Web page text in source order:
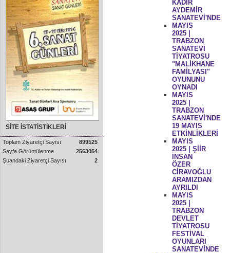
SİTE İSTATİSTİKLERİ
Toplam Ziyaretçi Sayısı
899525
Sayfa Görüntülenme
2563054
Şuandaki Ziyaretçi Sayısı
2
KADİR
AYDEMİR
SANATEVİ'NDE
MAYIS
2025 |
TRABZON
SANATEVİ
TİYATROSU
"MALİKHANE
FAMİLYASI"
OYUNUNU
OYNADI
MAYIS
2025 |
TRABZON
SANATEVİ'NDE
19 MAYIS
ETKİNLİKLERİ
MAYIS
2025 | ŞİİR
İNSAN
ÖZER
CİRAVOĞLU
ARAMIZDAN
AYRILDI
MAYIS
2025 |
TRABZON
DEVLET
TİYATROSU
FESTİVAL
OYUNLARI
SANATEVİNDE